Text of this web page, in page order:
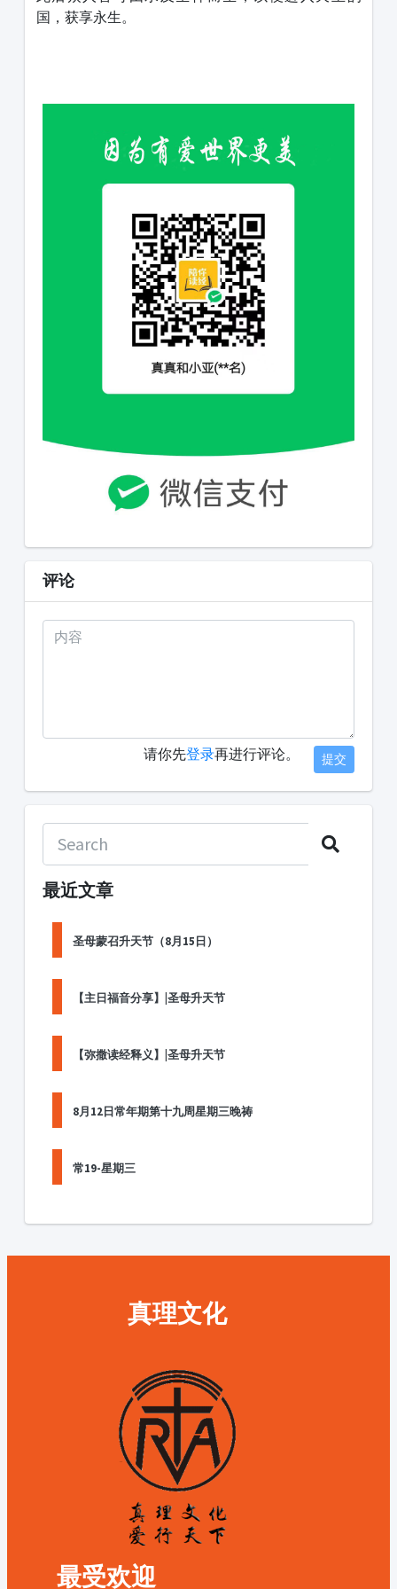
国，获享永生。
评论
请你先登录再进行评论。 提交
最近文章
圣母蒙召升天节（8月15日）
【主日福音分享】|圣母升天节
【弥撒读经释义】|圣母升天节
8月12日常年期第十九周星期三晚祷
常19-星期三
真理文化
最受欢迎